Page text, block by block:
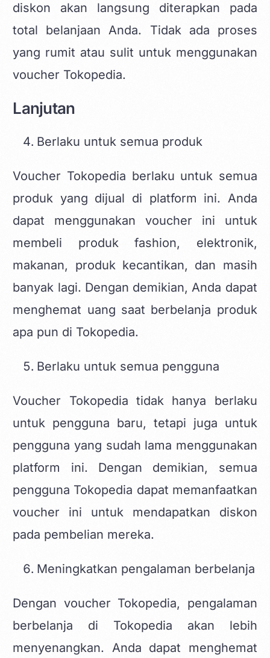
diskon akan langsung diterapkan pada
total belanjaan Anda. Tidak ada proses
yang rumit atau sulit untuk menggunakan
voucher Tokopedia.
Lanjutan
Berlaku untuk semua produk
Voucher Tokopedia berlaku untuk semua
produk yang dijual di platform ini. Anda
dapat menggunakan voucher ini untuk
membeli produk fashion, elektronik,
makanan, produk kecantikan, dan masih
banyak lagi. Dengan demikian, Anda dapat
menghemat uang saat berbelanja produk
apa pun di Tokopedia.
Berlaku untuk semua pengguna
Voucher Tokopedia tidak hanya berlaku
untuk pengguna baru, tetapi juga untuk
pengguna yang sudah lama menggunakan
platform ini. Dengan demikian, semua
pengguna Tokopedia dapat memanfaatkan
voucher ini untuk mendapatkan diskon
pada pembelian mereka.
Meningkatkan pengalaman berbelanja
Dengan voucher Tokopedia, pengalaman
berbelanja di Tokopedia akan lebih
menyenangkan. Anda dapat menghemat